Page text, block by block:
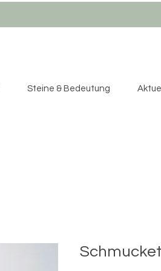
Steine & Bedeutung